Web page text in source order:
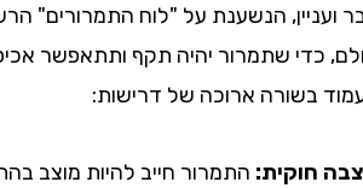
הנשענת על "לוח התמרורים" הרשמי
שתמרור יהיה תקף ותתאפשר אכיפה
ארוכה של דרישות:
התמרור חייב להיות מוצב בהתאם